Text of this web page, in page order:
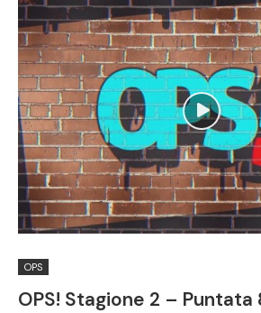
OPS
OPS! Stagione 2 – Puntata